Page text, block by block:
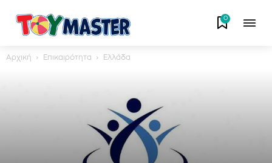
0
Αρχική Επικαιρότητα Ελλάδα